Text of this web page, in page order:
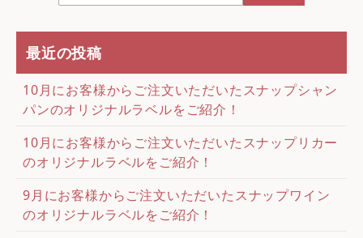
最近の投稿
10月にお客様からご注文いただいたスナップシャン
パンのオリジナルラベルをご紹介！
10月にお客様からご注文いただいたスナップリカー
のオリジナルラベルをご紹介！
9月にお客様からご注文いただいたスナップワイン
のオリジナルラベルをご紹介！